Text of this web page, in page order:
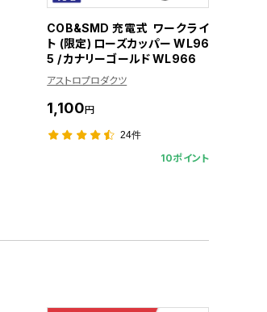
COB&SMD 充電式 ワークライ
ト (限定) ローズカッパー WL96
5 / カナリーゴールド WL966
アストロプロダクツ
1,100円
24件
10ポイント